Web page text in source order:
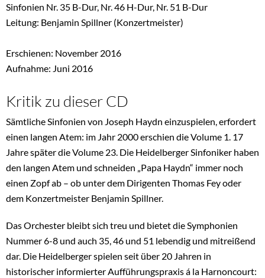
Sinfonien Nr. 35 B-Dur, Nr. 46 H-Dur, Nr. 51 B-Dur
Leitung: Benjamin Spillner (Konzertmeister)
Erschienen: November 2016
Aufnahme: Juni 2016
Kritik zu dieser CD
Sämtliche Sinfonien von Joseph Haydn einzuspielen, erfordert
einen langen Atem: im Jahr 2000 erschien die Volume 1. 17
Jahre später die Volume 23. Die Heidelberger Sinfoniker haben
den langen Atem und schneiden „Papa Haydn“ immer noch
einen Zopf ab – ob unter dem Dirigenten Thomas Fey oder
dem Konzertmeister Benjamin Spillner.
Das Orchester bleibt sich treu und bietet die Symphonien
Nummer 6-8 und auch 35, 46 und 51 lebendig und mitreißend
dar. Die Heidelberger spielen seit über 20 Jahren in
historischer informierter Aufführungspraxis á la Harnoncourt: